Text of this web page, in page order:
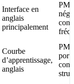
Interface en
anglais
principalement
Courbe
d’apprentissage,
anglais